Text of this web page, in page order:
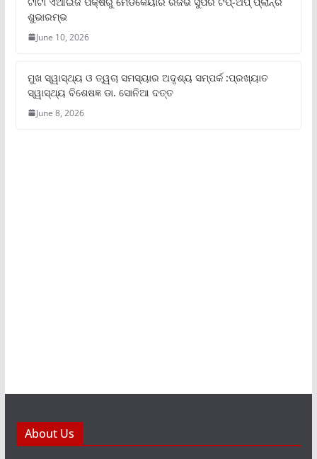
ଶୁଭାରମ୍ଭ
June 10, 2026
ମୁଖ ସ୍ୱାସ୍ଥ୍ୟ ଓ ତ୍ୱଚା ସମସ୍ୟାର ଅଦୃଶ୍ୟ ସମ୍ପର୍କ :ପ୍ରଖ୍ୟାତ
ସ୍ୱାସ୍ଥ୍ୟ ବିଶେଷଜ୍ଞ ଡା. ସୋନିଆ ଦତ୍ତ
June 8, 2026
About Us